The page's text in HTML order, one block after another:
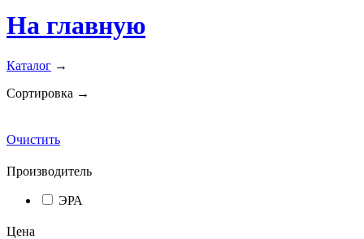
На главную
Каталог →
Сортировка →
Очистить
Производитель
ЭРА
Цена